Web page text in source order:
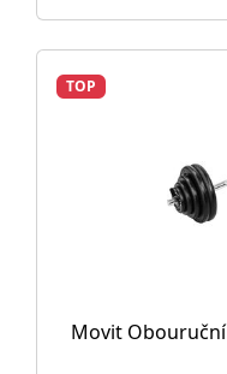
TOP
Movit Obouruční